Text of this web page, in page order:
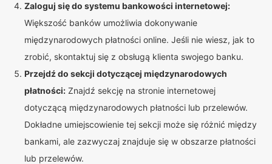
Zaloguj się do systemu bankowości internetowej:
Większość banków umożliwia dokonywanie
międzynarodowych płatności online. Jeśli nie wiesz, jak to
zrobić, skontaktuj się z obsługą klienta swojego banku.
Przejdź do sekcji dotyczącej międzynarodowych
płatności: Znajdź sekcję na stronie internetowej
dotyczącą międzynarodowych płatności lub przelewów.
Dokładne umiejscowienie tej sekcji może się różnić między
bankami, ale zazwyczaj znajduje się w obszarze płatności
lub przelewów.